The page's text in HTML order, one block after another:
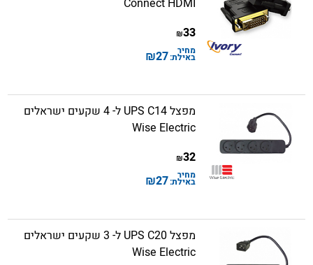
Connect HDMI
33
₪
מחיר
באילת:27
₪
מפצל UPS C14 ל- 4 שקעים ישראלים
Wise Electric
32
₪
מחיר
באילת:27
₪
מפצל UPS C20 ל- 3 שקעים ישראלים
Wise Electric